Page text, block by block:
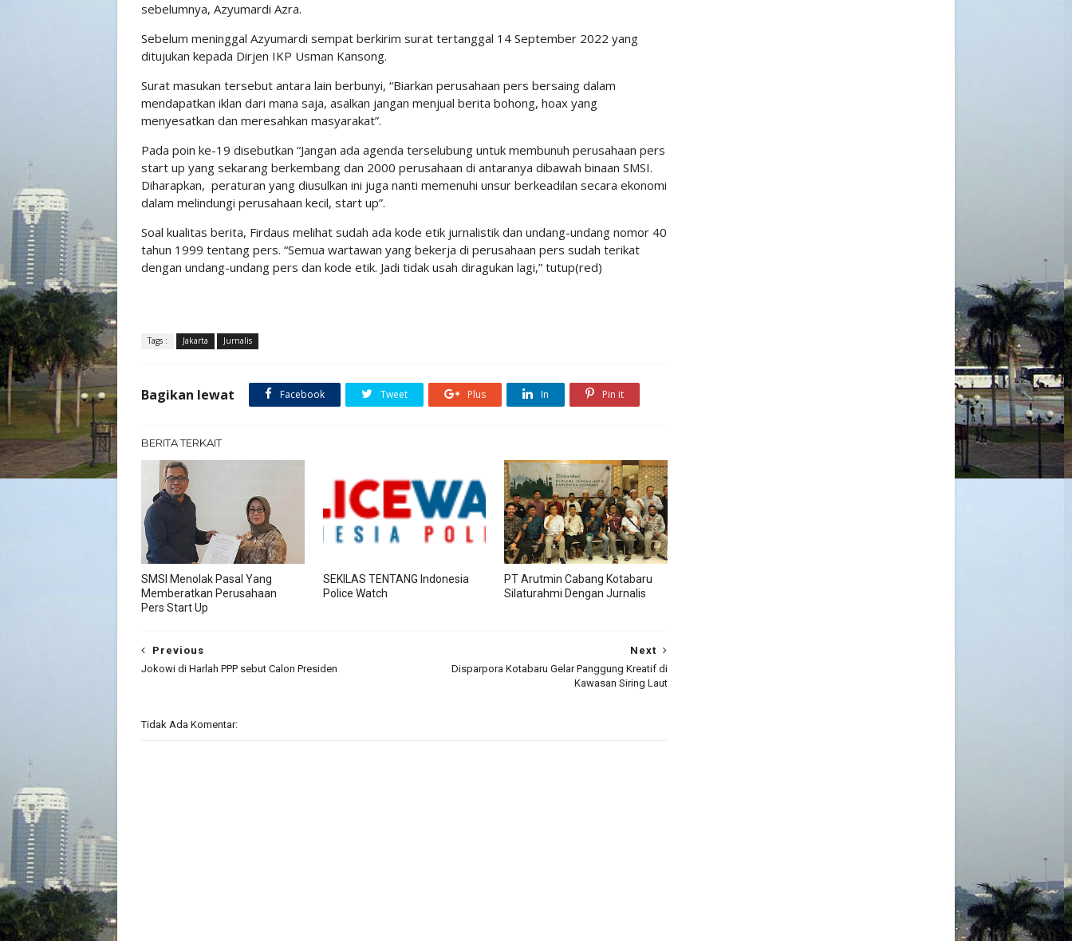
sebelumnya, Azyumardi Azra.
Sebelum meninggal Azyumardi sempat berkirim surat tertanggal 14 September 2022 yang
ditujukan kepada Dirjen IKP Usman Kansong.
Surat masukan tersebut antara lain berbunyi, “Biarkan perusahaan pers bersaing dalam
mendapatkan iklan dari mana saja, asalkan jangan menjual berita bohong, hoax yang
menyesatkan dan meresahkan masyarakat”.
Pada poin ke-19 disebutkan “Jangan ada agenda terselubung untuk membunuh perusahaan pers
start up yang sekarang berkembang dan 2000 perusahaan di antaranya dibawah binaan SMSI.
Diharapkan, peraturan yang diusulkan ini juga nanti memenuhi unsur berkeadilan secara ekonomi
dalam melindungi perusahaan kecil, start up”.
Soal kualitas berita, Firdaus melihat sudah ada kode etik jurnalistik dan undang-undang nomor 40
tahun 1999 tentang pers. “Semua wartawan yang bekerja di perusahaan pers sudah terikat
dengan undang-undang pers dan kode etik. Jadi tidak usah diragukan lagi,” tutup(red)
Tags : Jakarta Jurnalis
Bagikan lewat Facebook Tweet Plus In Pin it
BERITA TERKAIT
SMSI Menolak Pasal Yang
Memberatkan Perusahaan
Pers Start Up
SEKILAS TENTANG Indonesia
Police Watch
PT Arutmin Cabang Kotabaru
Silaturahmi Dengan Jurnalis
Next
Disparpora Kotabaru Gelar Panggung Kreatif di
Kawasan Siring Laut
Previous
Jokowi di Harlah PPP sebut Calon Presiden
Tidak Ada Komentar: